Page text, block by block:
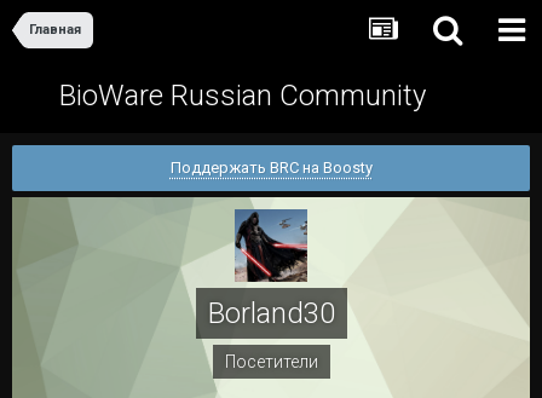
Главная
BioWare Russian Community
Поддержать BRC на Boosty
Borland30
Посетители